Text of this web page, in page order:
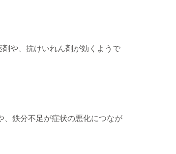
や、抗けいれん剤が効くようで
鉄分不足が症状の悪化につなが